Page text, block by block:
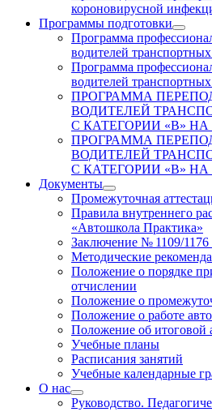
короновирусной
Программы подготовки
Программа
водителей
Программа
водителей
ПРОГРАММА
ВОДИТЕЛЕЙ
С КАТЕГОРИИ «B»
ПРОГРАММА
ВОДИТЕЛЕЙ
С КАТЕГОРИИ «B»
Документы
Промежуточная
Правила внутреннего
«Автошкола Практика»
Заключение № 1109/1176
Методические
Положение о порядке
отчислении
Положение о
Положение о работе
Положение об итоговой
Учебные планы
Расписания занятий
Учебные календарные
О нас
Руководство.